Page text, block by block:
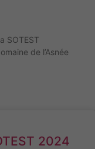
SOTEST
de l’Asnée
2024